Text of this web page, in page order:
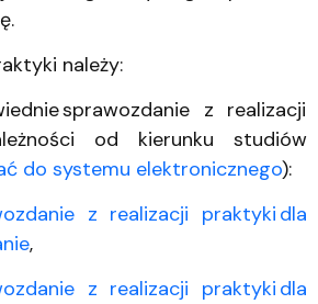
należy:
sprawozdanie z realizacji
od kierunku studiów
do systemu elektronicznego):
z realizacji praktyki dla
,
z realizacji praktyki dla